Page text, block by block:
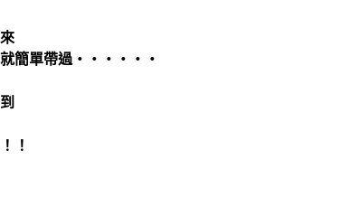
我就簡單帶過‧‧‧‧‧‧
！